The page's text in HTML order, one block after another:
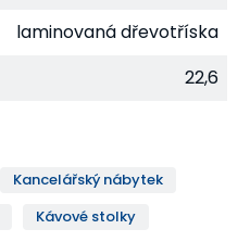
laminovaná dřevotříska
22,6
Kancelářský nábytek
Kávové stolky